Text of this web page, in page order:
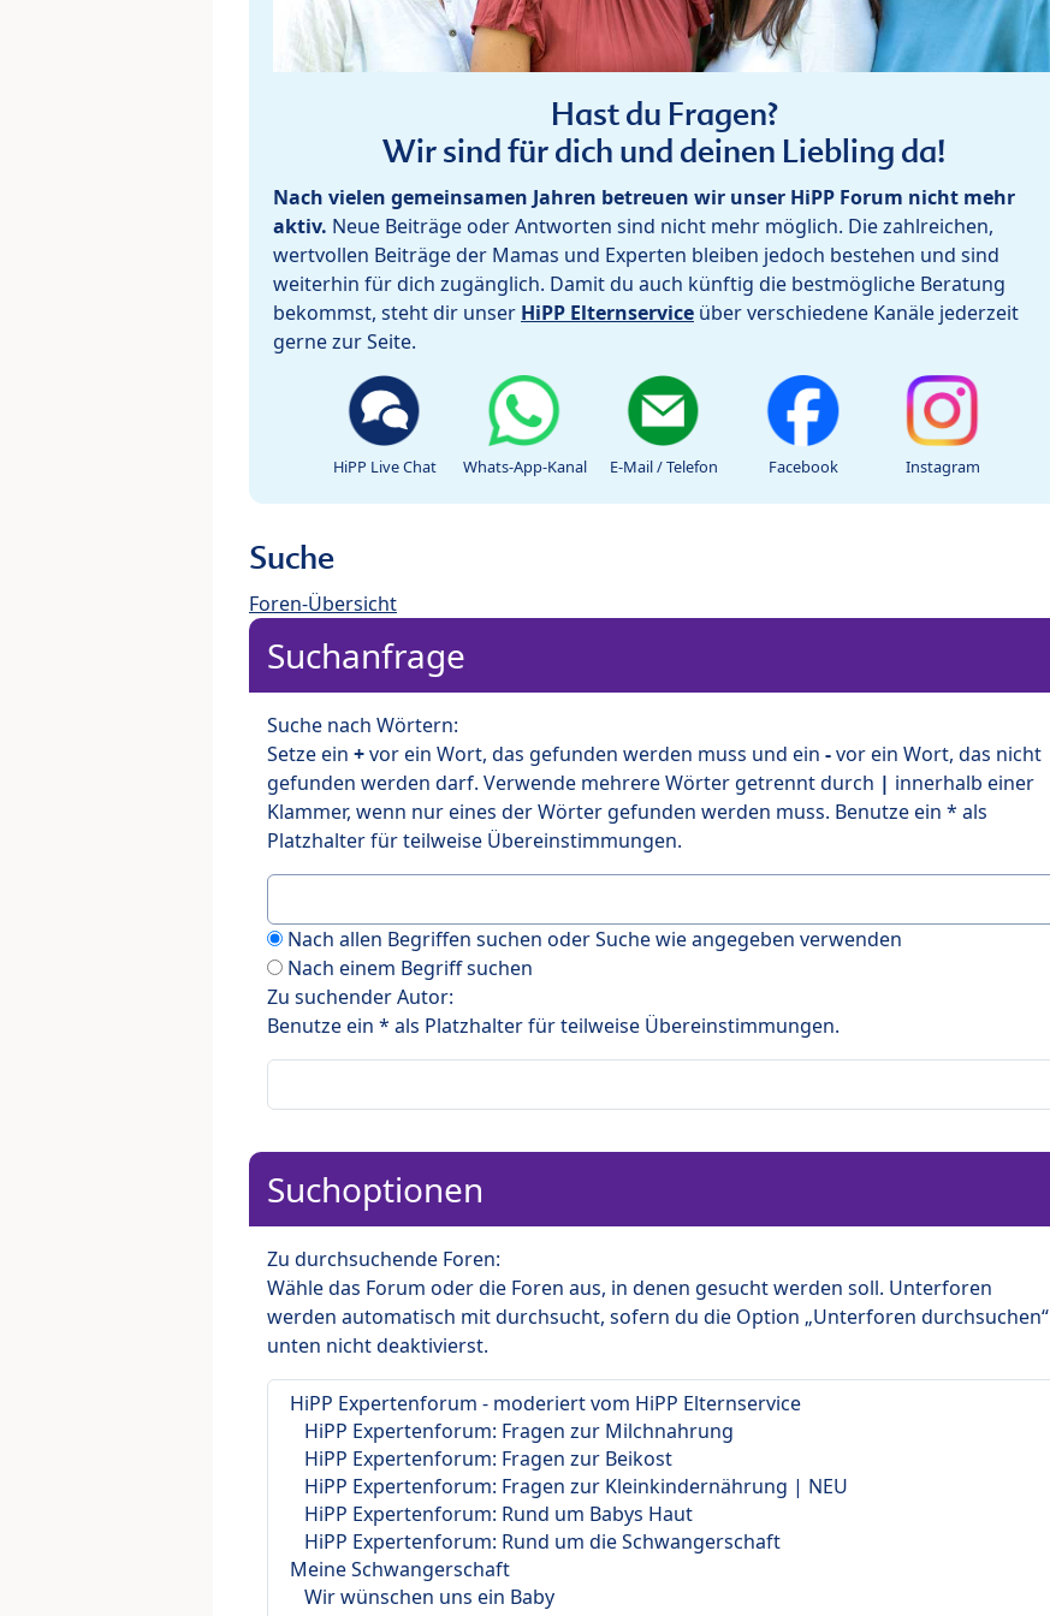
Hast du Fragen?
Wir sind für dich und deinen Liebling da!
Nach vielen gemeinsamen Jahren betreuen wir unser HiPP Forum nicht mehr
aktiv. Neue Beiträge oder Antworten sind nicht mehr möglich. Die zahlreichen,
wertvollen Beiträge der Mamas und Experten bleiben jedoch bestehen und sind
weiterhin für dich zugänglich. Damit du auch künftig die bestmögliche Beratung
bekommst, steht dir unser HiPP Elternservice über verschiedene Kanäle jederzeit
gerne zur Seite.
HiPP Live Chat Whats-App-Kanal E-Mail / Telefon Facebook Instagram
Suche
Foren-Übersicht
Suchanfrage
Suche nach Wörtern:
Setze ein +vor ein Wort, das gefunden werden muss und ein -vor ein Wort, das nicht
gefunden werden darf. Verwende mehrere Wörter getrennt durch | innerhalb einer
Klammer, wenn nur eines der Wörter gefunden werden muss. Benutze ein * als
Platzhalter für teilweise Übereinstimmungen.
Nach allen Begriffen suchen oder Suche wie angegeben verwenden
Nach einem Begriff suchen
Zu suchender Autor:
Benutze ein * als Platzhalter für teilweise Übereinstimmungen.
Suchoptionen
Zu durchsuchende Foren:
Wähle das Forum oder die Foren aus, in denen gesucht werden soll. Unterforen
werden automatisch mit durchsucht, sofern du die Option „Unterforen durchsuchen“
unten nicht deaktivierst.